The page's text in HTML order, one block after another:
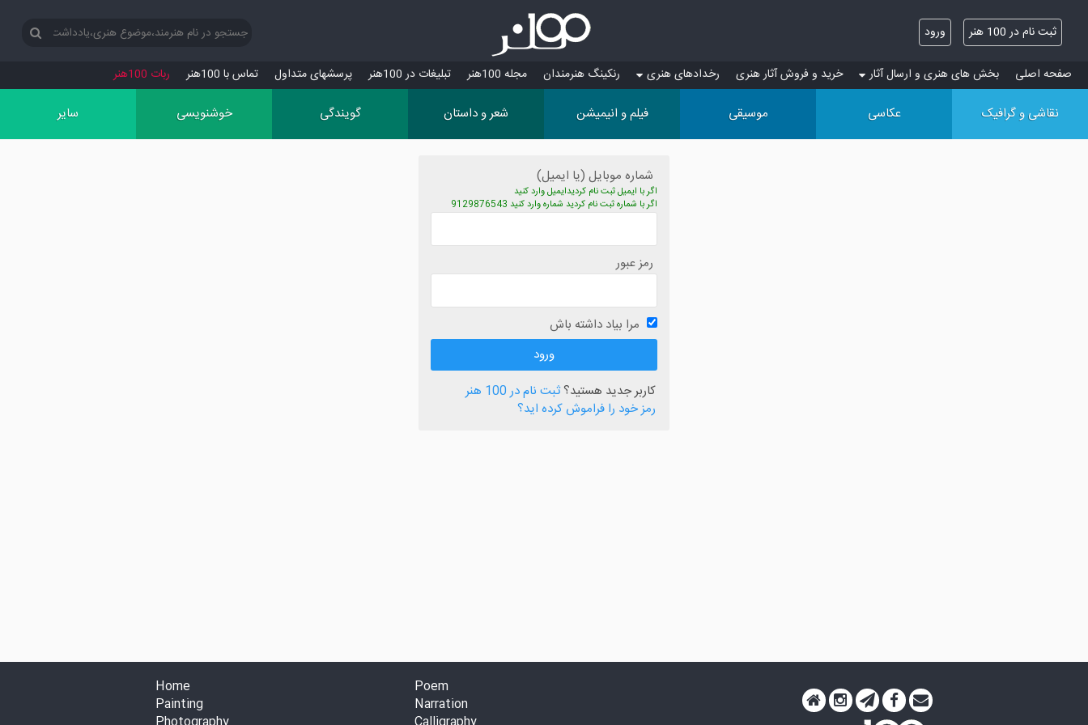
ثبت نام در 100 هنر ورود
صفحه اصلی بخش های هنری و ارسال آثار خرید و فروش آثار هنری رخدادهای هنری رنکینگ هنرمندان مجله 100هنر تبلیغات در 100هنر پرسش‏های متداول تماس با 100هنر ربات 100هنر
نقاشی و گرافیک عکاسی موسیقی فیلم و انیمیشن شعر و داستان گویندگی خوشنویسی سایر
شماره موبایل (یا ایمیل)
اگر با ایمیل ثبت نام کردیدایمیل وارد کنید
اگر با شماره ثبت نام کردید شماره وارد کنید 9129876543
رمز عبور
مرا بیاد داشته باش
کاربر جدید هستید؟ثبت نام در 100 هنر
رمز خود را فراموش کرده اید؟
Home
Painting
Poem
Narration